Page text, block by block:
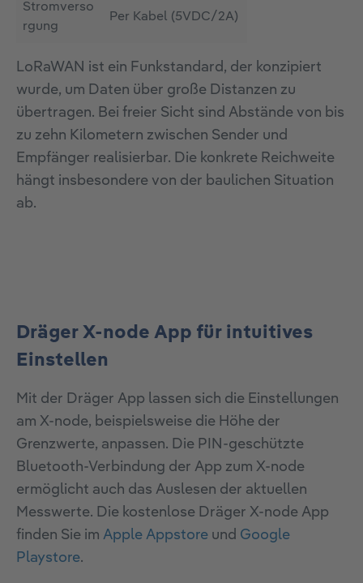
Stromverso
rgung
Per Kabel (5VDC/2A)
LoRaWAN ist ein Funkstandard, der konzipiert
wurde, um Daten über große Distanzen zu
übertragen. Bei freier Sicht sind Abstände von bis
zu zehn Kilometern zwischen Sender und
Empfänger realisierbar. Die konkrete Reichweite
hängt insbesondere von der baulichen Situation
ab.
Dräger X-node App für intuitives
Einstellen
Mit der Dräger App lassen sich die Einstellungen
am X-node, beispielsweise die Höhe der
Grenzwerte, anpassen. Die PIN-geschützte
Bluetooth-Verbindung der App zum X-node
ermöglicht auch das Auslesen der aktuellen
Messwerte. Die kostenlose Dräger X-node App
finden Sie im Apple Appstore und Google
Playstore.